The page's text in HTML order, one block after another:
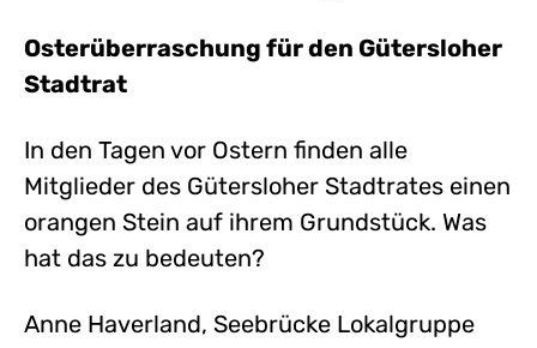
Osterüberraschung für den Gütersloher
Stadtrat
In den Tagen vor Ostern finden alle
Mitglieder des Gütersloher Stadtrates einen
orangen Stein auf ihrem Grundstück. Was
hat das zu bedeuten?
Anne Haverland, Seebrücke Lokalgruppe